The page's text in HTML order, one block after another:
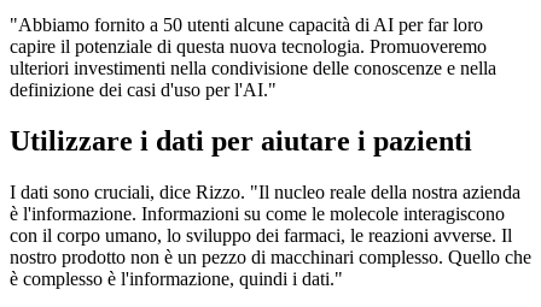
"Abbiamo fornito a 50 utenti alcune capacità di AI per far loro
capire il potenziale di questa nuova tecnologia. Promuoveremo
ulteriori investimenti nella condivisione delle conoscenze e nella
definizione dei casi d'uso per l'AI."
Utilizzare i dati per aiutare i pazienti
I dati sono cruciali, dice Rizzo. "Il nucleo reale della nostra azienda
è l'informazione. Informazioni su come le molecole interagiscono
con il corpo umano, lo sviluppo dei farmaci, le reazioni avverse. Il
nostro prodotto non è un pezzo di macchinari complesso. Quello che
è complesso è l'informazione, quindi i dati."